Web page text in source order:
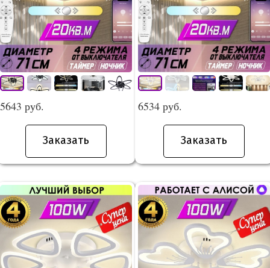
5643 руб.
Заказать
6534 руб.
Заказать